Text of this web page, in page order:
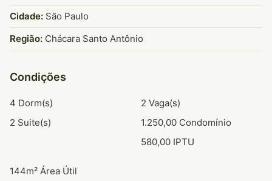
Cidade: São Paulo
Região: Chácara Santo Antônio
Condições
4 Dorm(s)
2 Suite(s)
2 Vaga(s)
1.250,00 Condomínio
580,00 IPTU
144m² Área Útil